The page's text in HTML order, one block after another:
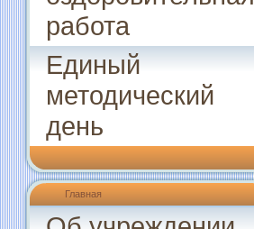
работа
Единый
методический
день
Главная